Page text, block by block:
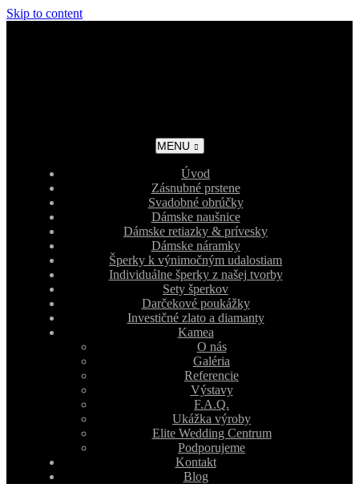
Skip to content
MENU
Úvod
Zásnubné prstene
Svadobné obrúčky
Dámske naušnice
Dámske retiazky & prívesky
Dámske náramky
Šperky k výnimočným udalostiam
Individuálne šperky z našej tvorby
Sety šperkov
Darčekové poukážky
Investičné zlato a diamanty
Kamea
O nás
Galéria
Referencie
Výstavy
F.A.Q.
Ukážka výroby
Elite Wedding Centrum
Podporujeme
Kontakt
Blog